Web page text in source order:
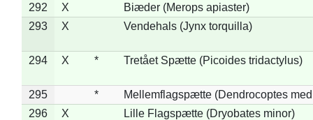
292
X
Biæder (Merops apiaster)
293
X Vendehals (Jynx torquilla)
294 X * Tretået Spætte (Picoides tridactylus)
295 *
Mellemflagspætte (Dendrocoptes
296
X Lille Flagspætte (Dryobates minor)